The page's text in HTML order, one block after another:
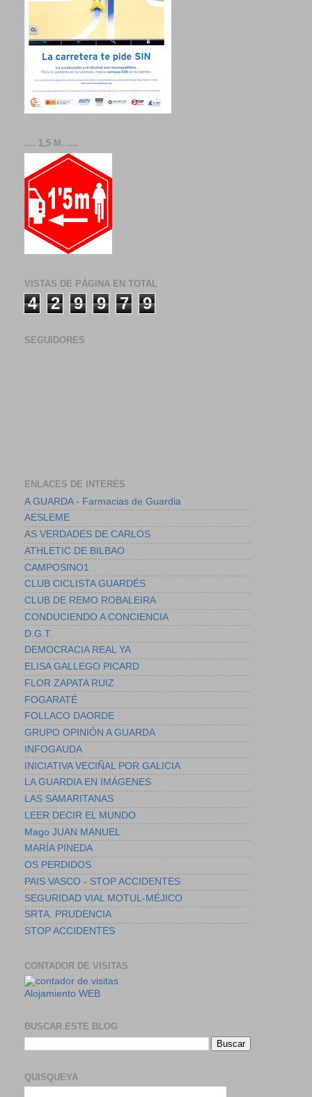
.... 1,5 M. ....
VISTAS DE PÁGINA EN TOTAL
4 2 9 9 7 9
SEGUIDORES
ENLACES DE INTERÉS
A GUARDA - Farmacias de Guardia
AESLEME
AS VERDADES DE CARLOS
ATHLETIC DE BILBAO
CAMPOSINO1
CLUB CICLISTA GUARDÉS
CLUB DE REMO ROBALEIRA
CONDUCIENDO A CONCIENCIA
D.G.T.
DEMOCRACIA REAL YA
ELISA GALLEGO PICARD
FLOR ZAPATA RUIZ
FOGARATÉ
FOLLACO DAORDE
GRUPO OPINIÓN A GUARDA
INFOGAUDA
INICIATIVA VECIÑAL POR GALICIA
LA GUARDIA EN IMÁGENES
LAS SAMARITANAS
LEER DECIR EL MUNDO
Mago JUAN MANUEL
MARÍA PINEDA
OS PERDIDOS
PAIS VASCO - STOP ACCIDENTES
SEGURIDAD VIAL MOTUL-MÉJICO
SRTA. PRUDENCIA
STOP ACCIDENTES
CONTADOR DE VISITAS
Alojamiento WEB
BUSCAR ESTE BLOG
QUISQUEYA